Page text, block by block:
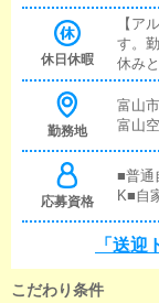
てい
明や
す。
流れ
掃業
を行
清掃
休日休暇
【ア
す。
休み
勤務地
富山
富山
応募資格
■普通
K■自
「送迎
こだわり条件